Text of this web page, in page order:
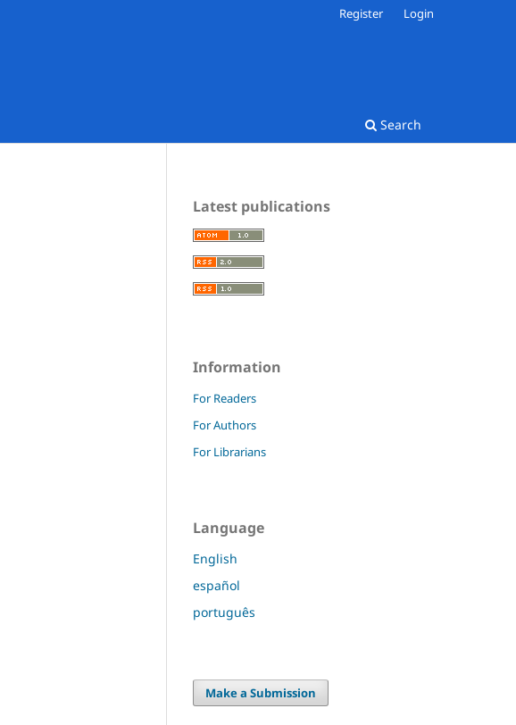
Search
Register Login
Latest publications
Information
For Readers
For Authors
For Librarians
Language
English
español
português
Make a Submission